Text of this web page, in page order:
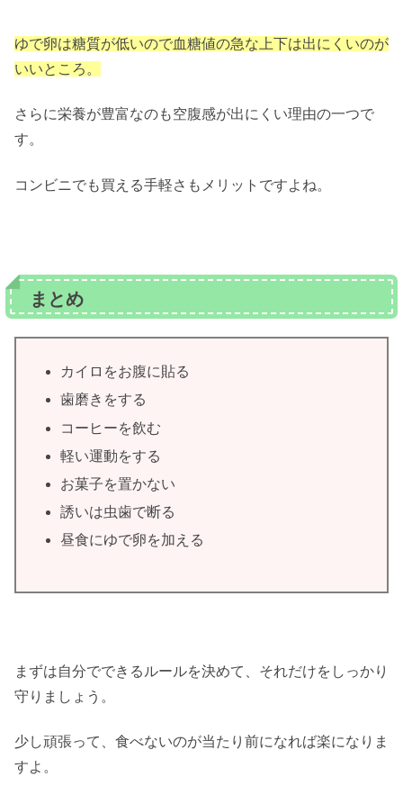
ゆで卵は糖質が低いので血糖値の急な上下は出にくいのが
いいところ。
さらに栄養が豊富なのも空腹感が出にくい理由の一つで
す。
コンビニでも買える手軽さもメリットですよね。
まとめ
カイロをお腹に貼る
歯磨きをする
コーヒーを飲む
軽い運動をする
お菓子を置かない
誘いは虫歯で断る
昼食にゆで卵を加える
まずは自分でできるルールを決めて、それだけをしっかり
守りましょう。
少し頑張って、食べないのが当たり前になれば楽になりま
すよ。